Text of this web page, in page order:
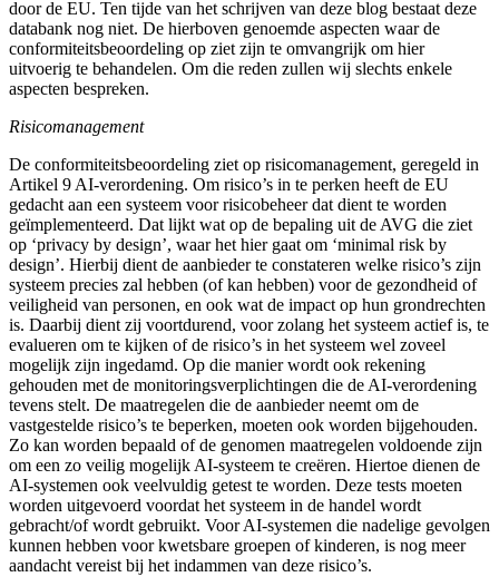
door de EU. Ten tijde van het schrijven van deze blog bestaat deze
databank nog niet. De hierboven genoemde aspecten waar de
conformiteitsbeoordeling op ziet zijn te omvangrijk om hier
uitvoerig te behandelen. Om die reden zullen wij slechts enkele
aspecten bespreken.
Risicomanagement
De conformiteitsbeoordeling ziet op risicomanagement, geregeld in
Artikel 9 AI-verordening. Om risico’s in te perken heeft de EU
gedacht aan een systeem voor risicobeheer dat dient te worden
geïmplementeerd. Dat lijkt wat op de bepaling uit de AVG die ziet
op ‘privacy by design’, waar het hier gaat om ‘minimal risk by
design’. Hierbij dient de aanbieder te constateren welke risico’s zijn
systeem precies zal hebben (of kan hebben) voor de gezondheid of
veiligheid van personen, en ook wat de impact op hun grondrechten
is. Daarbij dient zij voortdurend, voor zolang het systeem actief is, te
evalueren om te kijken of de risico’s in het systeem wel zoveel
mogelijk zijn ingedamd. Op die manier wordt ook rekening
gehouden met de monitoringsverplichtingen die de AI-verordening
tevens stelt. De maatregelen die de aanbieder neemt om de
vastgestelde risico’s te beperken, moeten ook worden bijgehouden.
Zo kan worden bepaald of de genomen maatregelen voldoende zijn
om een zo veilig mogelijk AI-systeem te creëren. Hiertoe dienen de
AI-systemen ook veelvuldig getest te worden. Deze tests moeten
worden uitgevoerd voordat het systeem in de handel wordt
gebracht/of wordt gebruikt. Voor AI-systemen die nadelige gevolgen
kunnen hebben voor kwetsbare groepen of kinderen, is nog meer
aandacht vereist bij het indammen van deze risico’s.